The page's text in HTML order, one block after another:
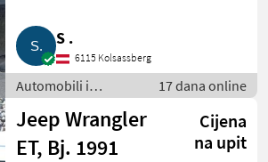
S .
6115 Kolsassberg
Automobili i
motocikli / Dijelovi
za automobile
17 dana online
Jeep Wrangler
ET, Bj. 1991
Cijena
na upit